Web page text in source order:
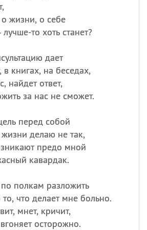
о жизни, о себе
то хоть станет?
дает
в книгах, на беседах,
найдет ответ,
за нас не сможет.
перед собой
делаю не так,
предо мной
кавардак.
полкам разложить
что делает мне больно.
мнет, кричит,
осторожно.